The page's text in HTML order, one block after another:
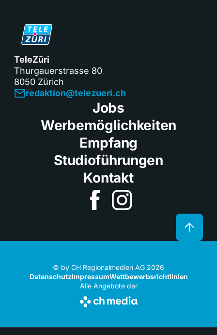
TeleZüri
Thurgauerstrasse 80
8050 Zürich
redaktion@telezueri.ch
Jobs
Werbemöglichkeiten
Empfang
Studioführungen
Kontakt
© by CH Regionalmedien AG 2026
DatenschutzImpressumWettbewerbsrichtlinien
Alle Angebote der